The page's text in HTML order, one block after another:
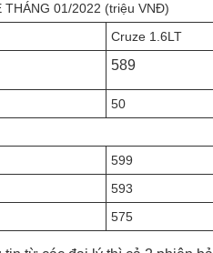
THÁNG 01/2022 (triệu VNĐ)
Cruze 1.6LT
589
50
599
593
575